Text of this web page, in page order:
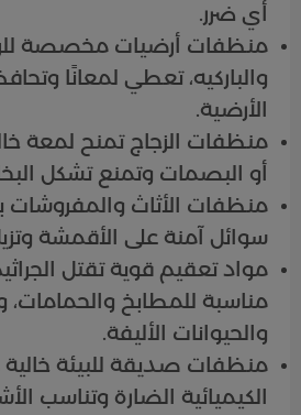
أي ضرر.
منظفات أرضيات مخصصة
والباركيه، تعطي لمعانًا
الأرضية.
منظفات الزجاج تمنح لمعة
أو البصمات وتمنع تشكل
منظفات الأثاث والمفروشات
سوائل آمنة على الأقمشة
مواد تعقيم قوية تقتل
مناسبة للمطابخ والحمامات،
والحيوانات الأليفة.
منظفات صديقة للبيئة خالية
الكيميائية الضارة وتناسب